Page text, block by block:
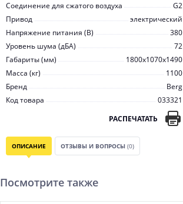
Соединение для сжатого воздуха
G2
Привод
электрический
Напряжение питания (В)
380
Уровень шума (дБА)
72
Габариты (мм)
1800x1070x1490
Масса (кг)
1100
Бренд
Berg
Код товара
033321
РАСПЕЧАТАТЬ
ОПИСАНИЕ ОТЗЫВЫ И ВОПРОСЫ (0)
Посмотрите также